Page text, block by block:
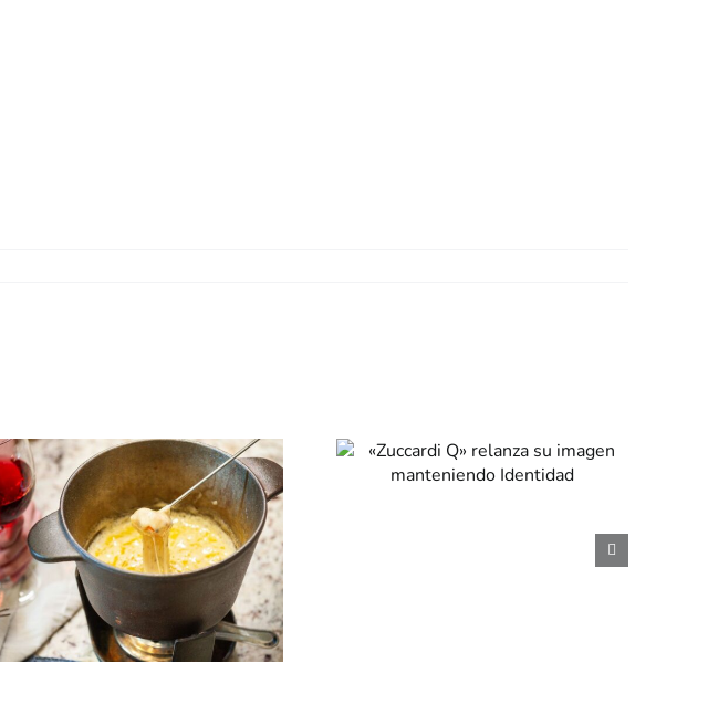
relanza su
imagen
manteniendo
Identidad